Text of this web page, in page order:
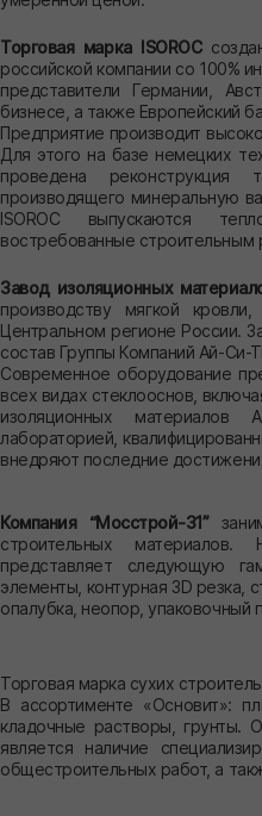
Торговая марка ISOROC
российской компании со 100%
представители Германии,
бизнесе, а также Европейский
Предприятие производит
Для этого на базе немецких
проведена реконструкция
производящего минеральную
ISOROC выпускаются
востребованные строительным
Завод изоляционных
производству мягкой
Центральном регионе России.
состав Группы Компаний Ай-Си-
Современное оборудование
всех видах стеклооснов,
изоляционных материалов
лабораторией,
внедряют последние
Компания “Мосстрой-31”
строительных
представляет следующую
элементы, контурная 3D резка,
опалубка, неопор, упаковочный
Торговая марка сухих
В ассортименте «Основит»:
кладочные растворы, грунты.
является наличие
общестроительных работ, а